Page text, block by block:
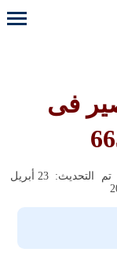
فى
تم التحديث: 23 أبريل